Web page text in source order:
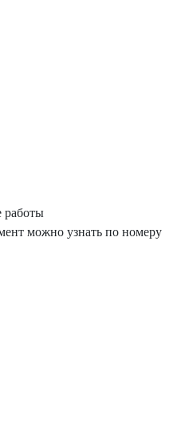
работы
можно узнать по номеру